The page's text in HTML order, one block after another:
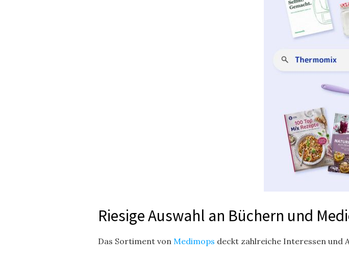
Riesige Auswahl an Büchern und
Das Sortiment von Medimops deckt zahlreiche Interessen und